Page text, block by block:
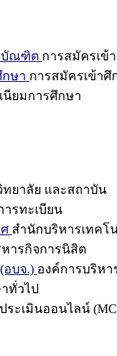
บัณฑิต การสมัครเ
ษา การสมัครเข้า
นียมการศึกษา
ยาลัย และสถาบัน
รทะเบียน
สำนักบริหารเทคโ
ารกิจการนิสิต
อบจ.) องค์การบริห
ทั่วไป
ระเมินออนไลน์